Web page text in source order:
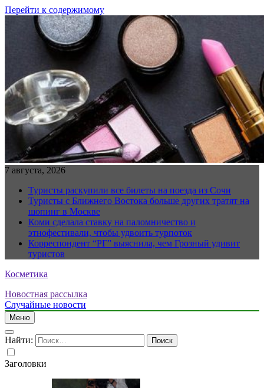
Перейти к содержимому
7 августа, 2026
Туристы раскупили все билеты на поезда из Сочи
Туристы с Ближнего Востока больше других тратят на
шопинг в Москве
Коми сделала ставку на паломничество и
этнофестивали, чтобы удвоить турпоток
Корреспондент “РГ” выяснила, чем Грозный удивит
туристов
Косметика
Новостная рассылка
Случайные новости
Меню
Найти:
Заголовки